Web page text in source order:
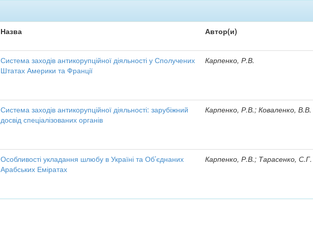
Назва Автор(и)
Система заходів антикорупційної діяльності у Сполучених
Штатах Америки та Франції
Карпенко, Р.В.
Система заходів антикорупційної діяльності: зарубіжний
досвід спеціалізованих органів
Карпенко, Р.В.; Коваленко, В.В.
Особливості укладання шлюбу в Україні та Об’єднаних
Арабських Еміратах
Карпенко, Р.В.; Тарасенко, С.Г.